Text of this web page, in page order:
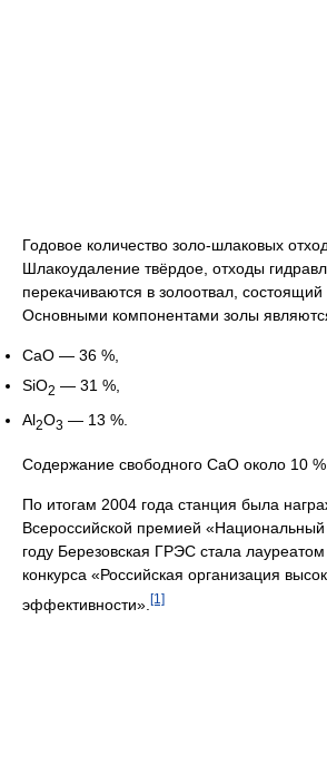
Годовое количество золо-шлаковых
Шлакоудаление твёрдое, отходы
перекачиваются в золоотвал, состоящий
Основными компонентами золы
CaO — 36 %,
SiO2 — 31 %,
Al2O3 — 13 %.
Содержание свободного CaO около 10 %.
По итогам 2004 года станция была
Всероссийской премией
году Березовская ГРЭС стала лауреатом
конкурса «Российская организация
эффективности». [1]